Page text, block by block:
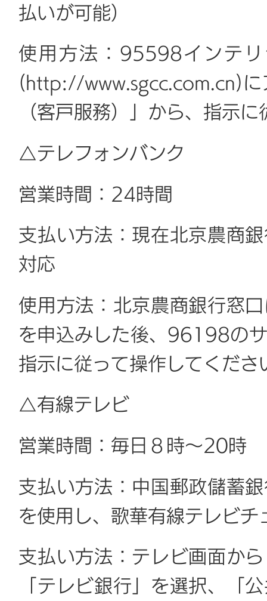
払いが可能）
使用方法：95598インテ
(http://www.sgcc.com.cn)に
（客戸服務）」から、指示
△テレフォンバンク
営業時間：24時間
支払い方法：現在北京農商
対応
使用方法：北京農商銀行窓
を申込みした後、96198の
指示に従って操作してくださ
△有線テレビ
営業時間：毎日８時～20時
支払い方法：中国郵政儲蓄
を使用し、歌華有線テレビ
支払い方法：テレビ画面か
「テレビ銀行」を選択、「